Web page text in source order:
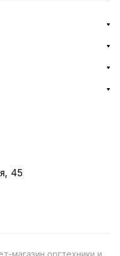
45
магазин оргтехники и